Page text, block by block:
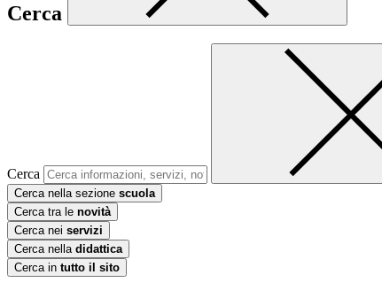
Cerca
Cerca
Cerca nella sezione scuola
Cerca tra le novità
Cerca nei servizi
Cerca nella didattica
Cerca in tutto il sito